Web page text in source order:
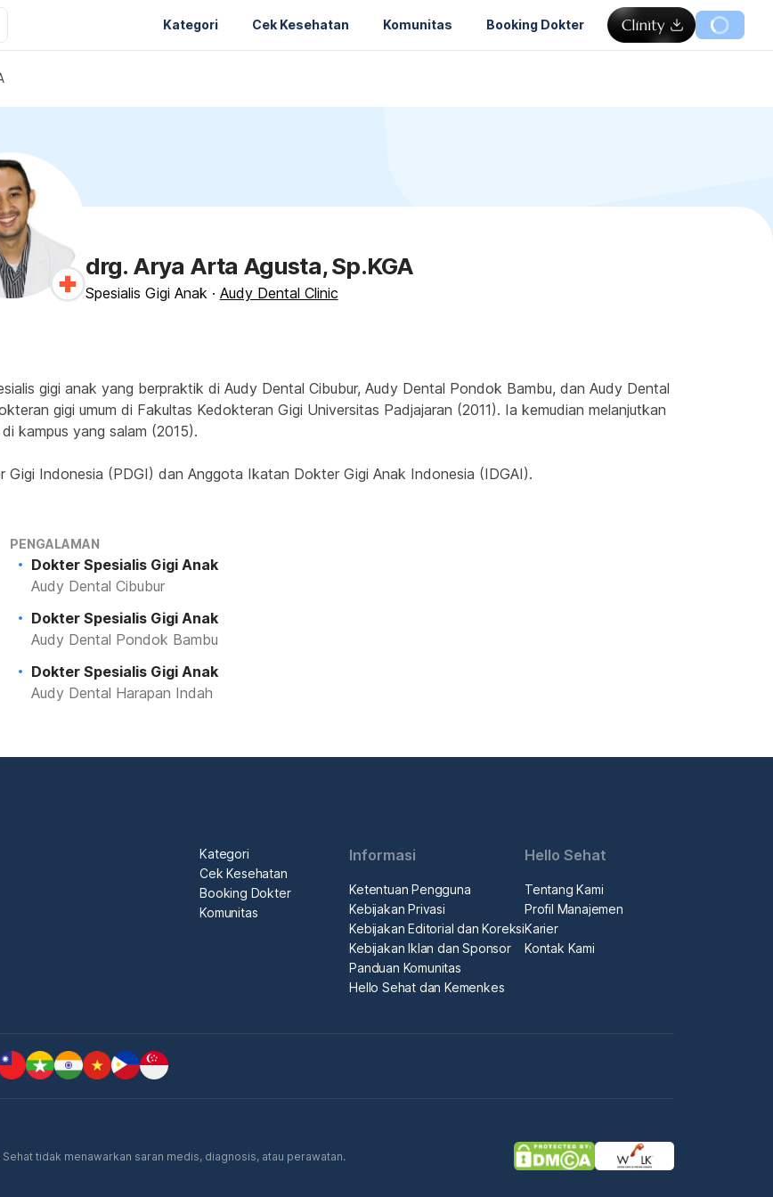
Kategori Cek Kesehatan Komunitas Booking Dokter
drg. Arya Arta Agusta, Sp.KGA
Spesialis Gigi Anak · Audy Dental Clinic
gigi anak yang berpraktik di Audy Dental Cibubur, Audy Dental Pondok Bambu, dan Audy Dental
gigi umum di Fakultas Kedokteran Gigi Universitas Padjajaran (2011). Ia kemudian melanjutkan
kampus yang salam (2015).
Indonesia (PDGI) dan Anggota Ikatan Dokter Gigi Anak Indonesia (IDGAI).
PENGALAMAN
Dokter Spesialis Gigi Anak
Audy Dental Cibubur
Dokter Spesialis Gigi Anak
Audy Dental Pondok Bambu
Dokter Spesialis Gigi Anak
Audy Dental Harapan Indah
Kategori
Cek Kesehatan
Booking Dokter
Komunitas
Informasi
Ketentuan Pengguna
Kebijakan Privasi
Kebijakan Editorial dan Koreksi
Kebijakan Iklan dan Sponsor
Panduan Komunitas
Hello Sehat dan Kemenkes
Hello Sehat
Tentang Kami
Profil Manajemen
Karier
Kontak Kami
tidak menawarkan saran medis, diagnosis, atau perawatan.